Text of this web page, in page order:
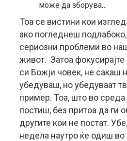
може да зборува…
Тоа се вистини кои
ако погледнеш подлабоко,
сериозни проблеми во
живот. Затоа фокусирајте
си Божји човек, не сакаш
убедуваш, но убедуваат
пример. Тоа, што во среда
постиш, без притоа да ги
другите кои не постат.
недела наутро ќе одиш во